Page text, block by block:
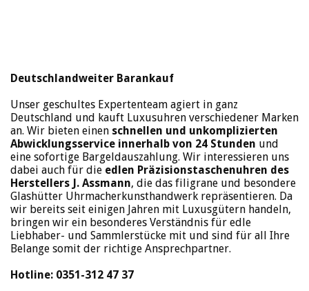
Deutschlandweiter Barankauf
Unser geschultes Expertenteam agiert in ganz
Deutschland und kauft Luxusuhren verschiedener Marken
an. Wir bieten einen schnellen und unkomplizierten
Abwicklungsservice innerhalb von 24 Stunden und
eine sofortige Bargeldauszahlung. Wir interessieren uns
dabei auch für die edlen Präzisionstaschenuhren des
Herstellers J. Assmann, die das filigrane und besondere
Glashütter Uhrmacherkunsthandwerk repräsentieren. Da
wir bereits seit einigen Jahren mit Luxusgütern handeln,
bringen wir ein besonderes Verständnis für edle
Liebhaber- und Sammlerstücke mit und sind für all Ihre
Belange somit der richtige Ansprechpartner.
Hotline: 0351-312 47 37